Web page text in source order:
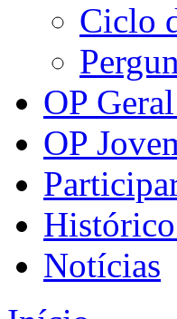
Ciclo
OP
OP
Notícias